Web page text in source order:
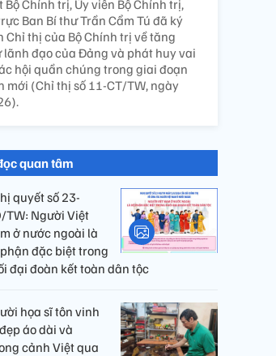
Bộ Chính trị, Ủy viên Bộ Chính trị,
Ban Bí thư Trần Cẩm Tú đã ký
Chỉ thị của Bộ Chính trị về tăng
lãnh đạo của Đảng và phát huy vai
hội quần chúng trong giai đoạn
mới (Chỉ thị số 11-CT/TW, ngày
quan tâm
quyết số 23-
TW: Người Việt
ở nước ngoài là
đặc biệt trong
đại đoàn kết toàn dân tộc
họa sĩ tôn vinh
áo dài và
cảnh Việt qua